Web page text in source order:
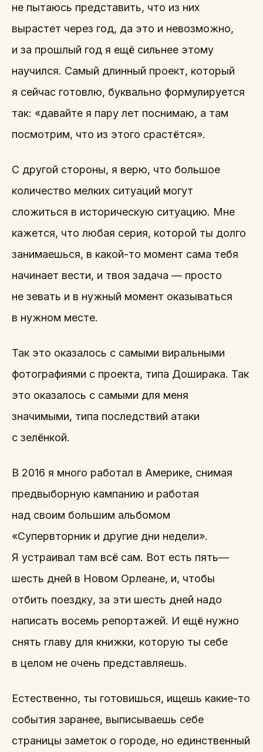
не пытаюсь представить, что из них
вырастет через год, да это и невозможно,
и за прошлый год я ещё сильнее этому
научился. Самый длинный проект, который
я сейчас готовлю, буквально формулируется
так: «давайте я пару лет поснимаю, а там
посмотрим, что из этого срастётся».
С другой стороны, я верю, что большое
количество мелких ситуаций могут
сложиться в историческую ситуацию. Мне
кажется, что любая серия, которой ты долго
занимаешься, в какой-то момент сама тебя
начинает вести, и твоя задача — просто
не зевать и в нужный момент оказываться
в нужном месте.
Так это оказалось с самыми виральными
фотографиями с проекта, типа Доширака. Так
это оказалось с самыми для меня
значимыми, типа последствий атаки
с зелёнкой.
В 2016 я много работал в Америке, снимая
предвыборную кампанию и работая
над своим большим альбомом
«Супервторник и другие дни недели».
Я устраивал там всё сам. Вот есть пять—
шесть дней в Новом Орлеане, и, чтобы
отбить поездку, за эти шесть дней надо
написать восемь репортажей. И ещё нужно
снять главу для книжки, которую ты себе
в целом не очень представляешь.
Естественно, ты готовишься, ищешь какие-то
события заранее, выписываешь себе
страницы заметок о городе, но единственный